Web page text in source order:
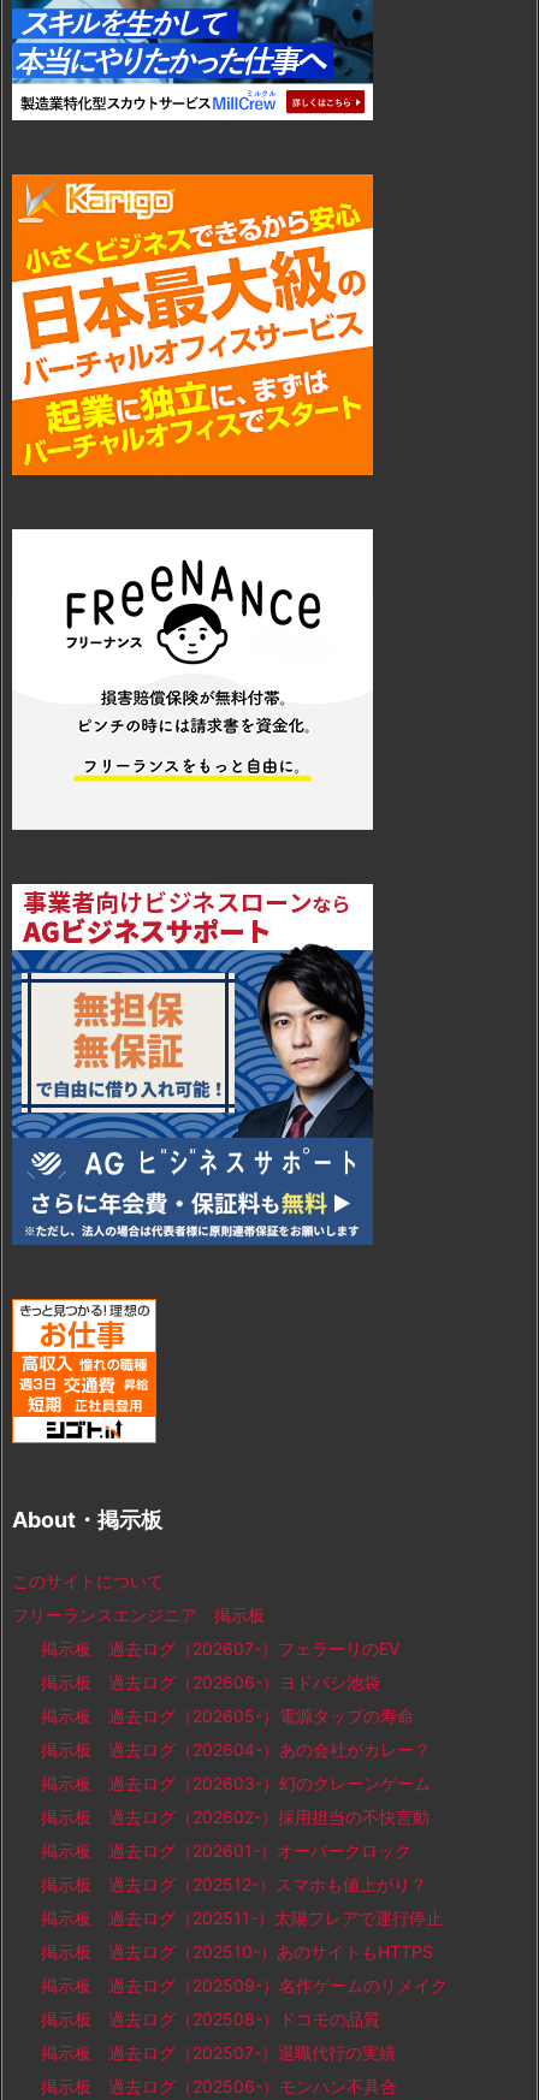
About・掲示板
このサイトについて
フリーランスエンジニア 掲示板
掲示板 過去ログ（202607-）フェラーリのEV
掲示板 過去ログ（202606-）ヨドバシ池袋
掲示板 過去ログ（202605-）電源タップの寿命
掲示板 過去ログ（202604-）あの会社がカレー？
掲示板 過去ログ（202603-）幻のクレーンゲーム
掲示板 過去ログ（202602-）採用担当の不快言動
掲示板 過去ログ（202601-）オーバークロック
掲示板 過去ログ（202512-）スマホも値上がり？
掲示板 過去ログ（202511-）太陽フレアで運行停止
掲示板 過去ログ（202510-）あのサイトもHTTPS
掲示板 過去ログ（202509-）名作ゲームのリメイク
掲示板 過去ログ（202508-）ドコモの品質
掲示板 過去ログ（202507-）退職代行の実績
掲示板 過去ログ（202506-）モンハン不具合